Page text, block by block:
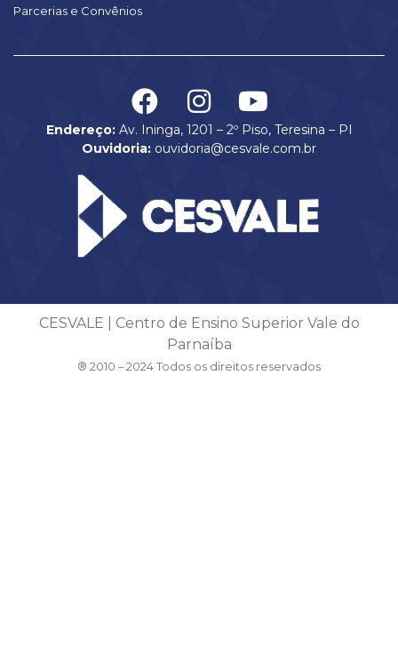
Parcerias e Convênios
Endereço:Av. Ininga, 1201 – 2º Piso, Teresina – PI
Ouvidoria: ouvidoria@cesvale.com.br
CESVALE | Centro de Ensino Superior Vale do
Parnaíba
® 2010 – 2024 Todos os direitos reservados